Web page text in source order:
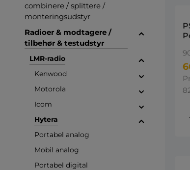
combinere / splittere /
monteringsudstyr
Radioer & modtagere /
tilbehør & testudstyr
LMR-radio
Kenwood
Motorola
Icom
Hytera
Portabel analog
Mobil analog
Portabel digital